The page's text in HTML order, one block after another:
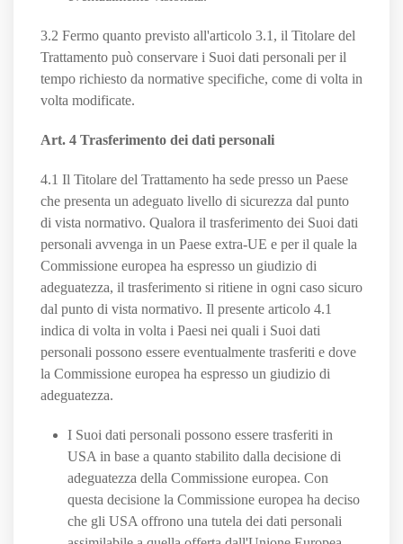
3.2 Fermo quanto previsto all'articolo 3.1, il Titolare del
Trattamento può conservare i Suoi dati personali per il
tempo richiesto da normative specifiche, come di volta in
volta modificate.
Art. 4 Trasferimento dei dati personali
4.1 Il Titolare del Trattamento ha sede presso un Paese
che presenta un adeguato livello di sicurezza dal punto
di vista normativo. Qualora il trasferimento dei Suoi dati
personali avvenga in un Paese extra-UE e per il quale la
Commissione europea ha espresso un giudizio di
adeguatezza, il trasferimento si ritiene in ogni caso sicuro
dal punto di vista normativo. Il presente articolo 4.1
indica di volta in volta i Paesi nei quali i Suoi dati
personali possono essere eventualmente trasferiti e dove
la Commissione europea ha espresso un giudizio di
adeguatezza.
I Suoi dati personali possono essere trasferiti in
USA in base a quanto stabilito dalla decisione di
adeguatezza della Commissione europea. Con
questa decisione la Commissione europea ha deciso
che gli USA offrono una tutela dei dati personali